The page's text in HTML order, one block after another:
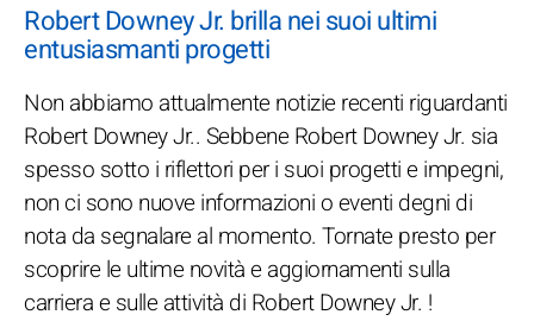
Robert Downey Jr. brilla nei suoi ultimi
entusiasmanti progetti
Non abbiamo attualmente notizie recenti riguardanti
Robert Downey Jr.. Sebbene Robert Downey Jr. sia
spesso sotto i riflettori per i suoi progetti e impegni,
non ci sono nuove informazioni o eventi degni di
nota da segnalare al momento. Tornate presto per
scoprire le ultime novità e aggiornamenti sulla
carriera e sulle attività di Robert Downey Jr. !